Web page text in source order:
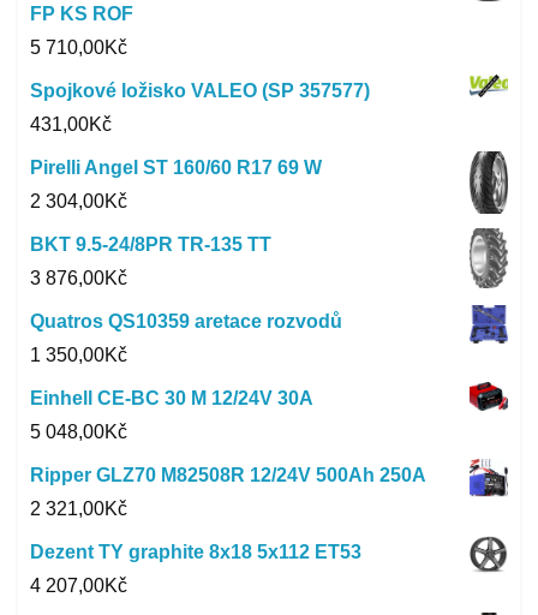
FP KS ROF
5 710,00Kč
Spojkové ložisko VALEO (SP 357577)
431,00Kč
Pirelli Angel ST 160/60 R17 69 W
2 304,00Kč
BKT 9.5-24/8PR TR-135 TT
3 876,00Kč
Quatros QS10359 aretace rozvodů
1 350,00Kč
Einhell CE-BC 30 M 12/24V 30A
5 048,00Kč
Ripper GLZ70 M82508R 12/24V 500Ah 250A
2 321,00Kč
Dezent TY graphite 8x18 5x112 ET53
4 207,00Kč